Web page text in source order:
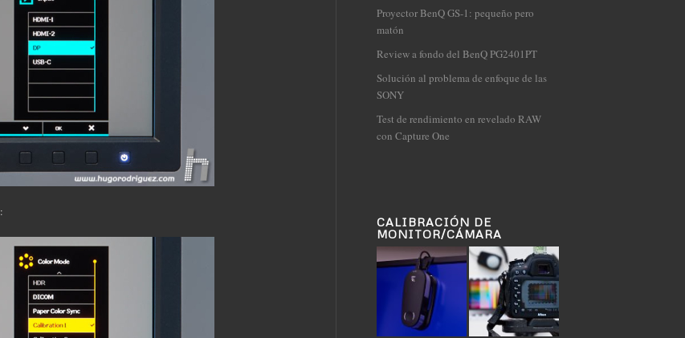
Proyector BenQ GS-1: pequeño pero
matón
Review a fondo del BenQ PG2401PT
Solución al problema de enfoque de las
SONY
Test de rendimiento en revelado RAW
con Capture One
CALIBRACIÓN DE
MONITOR/CÁMARA